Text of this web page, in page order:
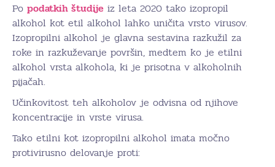
Po podatkih študije iz leta 2020 tako izopropil
alkohol kot etil alkohol lahko uničita vrsto virusov.
Izopropilni alkohol je glavna sestavina razkužil za
roke in razkuževanje površin, medtem ko je etilni
alkohol vrsta alkohola, ki je prisotna v alkoholnih
pijačah.
Učinkovitost teh alkoholov je odvisna od njihove
koncentracije in vrste virusa.
Tako etilni kot izopropilni alkohol imata močno
protivirusno delovanje proti: